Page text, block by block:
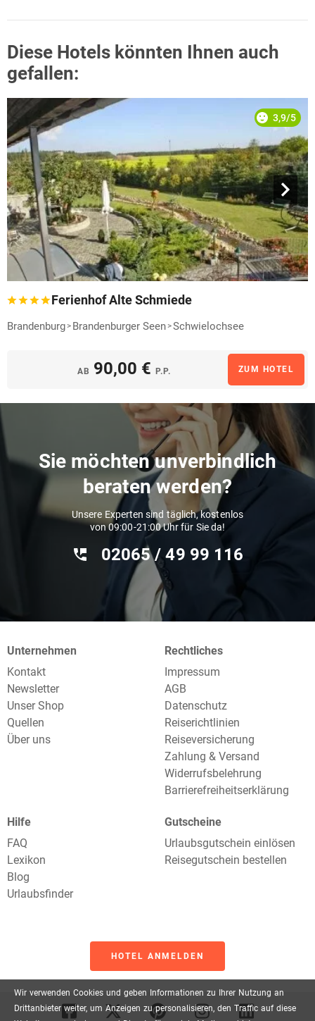
Wir verwenden Cookies und geben Informationen zu Ihrer Nutzung an
Drittanbieter weiter, um Anzeigen zu personalisieren, den Traffic auf diese
Diese Hotels könnten Ihnen auch
gefallen:
3,9/5
Ferienhof Alte Schmiede
Brandenburg Brandenburger Seen Schwielochsee
AB 90,00 € P.P. ZUM HOTEL
Sie möchten unverbindlich
beraten werden?
Unsere Experten sind täglich, kostenlos
von 09:00-21:00 Uhr für Sie da!
02065 / 49 ‌99 116
Unternehmen
Kontakt
Newsletter
Unser Shop
Quellen
Über uns
Rechtliches
Impressum
AGB
Datenschutz
Reiserichtlinien
Reiseversicherung
Zahlung & Versand
Widerrufsbelehrung
Barrierefreiheitserklärung
Hilfe
FAQ
Lexikon
Blog
Urlaubsfinder
Gutscheine
Urlaubsgutschein einlösen
Reisegutschein bestellen
HOTEL ANMELDEN